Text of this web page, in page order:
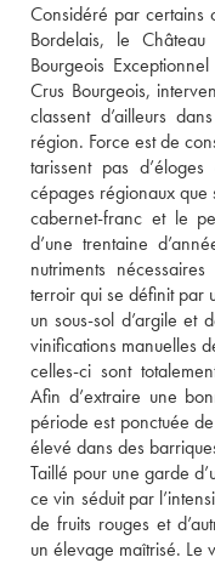
Considéré par certains
Bordelais, le
Bourgeois
Crus Bourgeois,
classent d’ailleurs
région. Force est de
tarissent pas
cépages régionaux
cabernet-franc et le
d’une trentaine
nutriments
terroir qui se définit par
un sous-sol d’argile et
vinifications manuelles
celles-ci sont
Afin d’extraire une
période est ponctuée
élevé dans des
Taillé pour une garde
ce vin séduit par
de fruits rouges et
un élevage maîtrisé. Le